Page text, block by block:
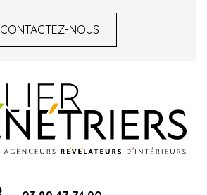
CONTACTEZ-NOUS